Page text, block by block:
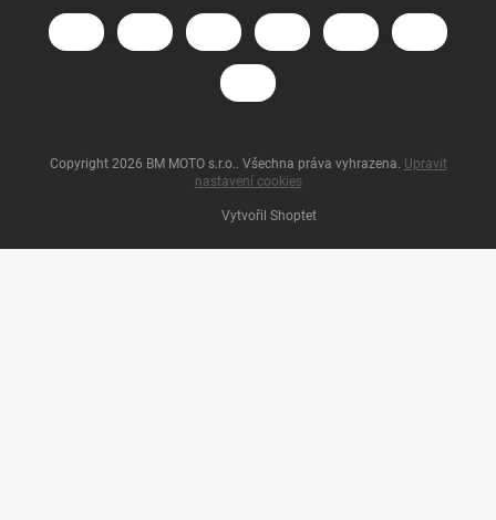
Vytvořil Shoptet
Copyright 2026 BM MOTO s.r.o.. Všechna práva vyhrazena. Upravit
nastavení cookies